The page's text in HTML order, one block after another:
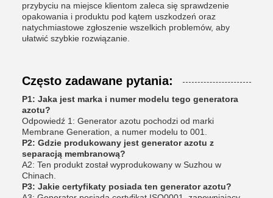
przybyciu na miejsce klientom zaleca się sprawdzenie
opakowania i produktu pod kątem uszkodzeń oraz
natychmiastowe zgłoszenie wszelkich problemów, aby
ułatwić szybkie rozwiązanie.
Często zadawane pytania:
P1: Jaka jest marka i numer modelu tego generatora
azotu?
Odpowiedź 1: Generator azotu pochodzi od marki
Membrane Generation, a numer modelu to 001.
P2: Gdzie produkowany jest generator azotu z
separacją membranową?
A2: Ten produkt został wyprodukowany w Suzhou w
Chinach.
P3: Jakie certyfikaty posiada ten generator azotu?